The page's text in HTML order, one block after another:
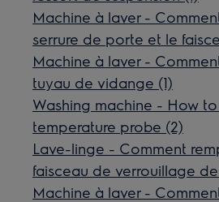
Machine à laver -
serrure de porte et le
Machine à laver -
tuyau de vidange (1)
Washing machine - How
temperature probe (2)
Lave-linge - Comment
faisceau de verrouillage
Machine à laver -